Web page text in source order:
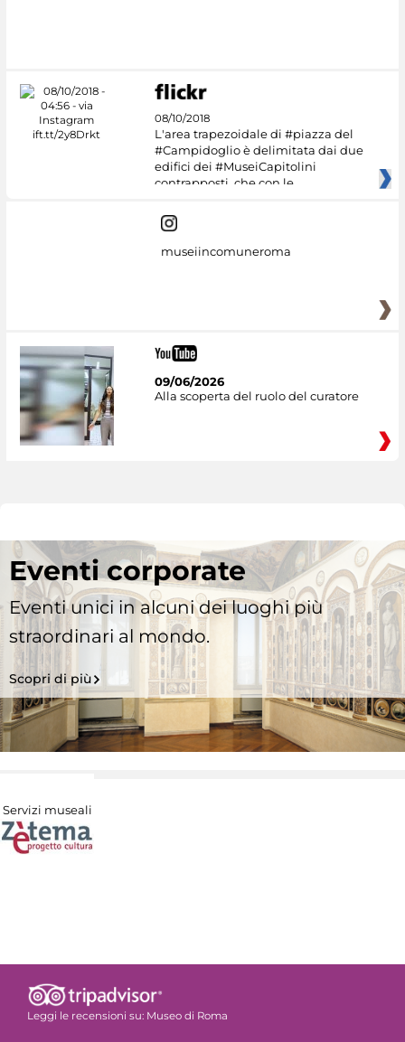
08/10/2018
L'area trapezoidale di #piazza del
#Campidoglio è delimitata dai due
edifici dei #MuseiCapitolini
contrapposti, che con le
museiincomuneroma
09/06/2026
Alla scoperta del ruolo del curatore
Eventi corporate
Eventi unici in alcuni dei luoghi più
straordinari al mondo.
Scopri di più
Servizi museali
Leggi le recensioni su: Museo di Roma